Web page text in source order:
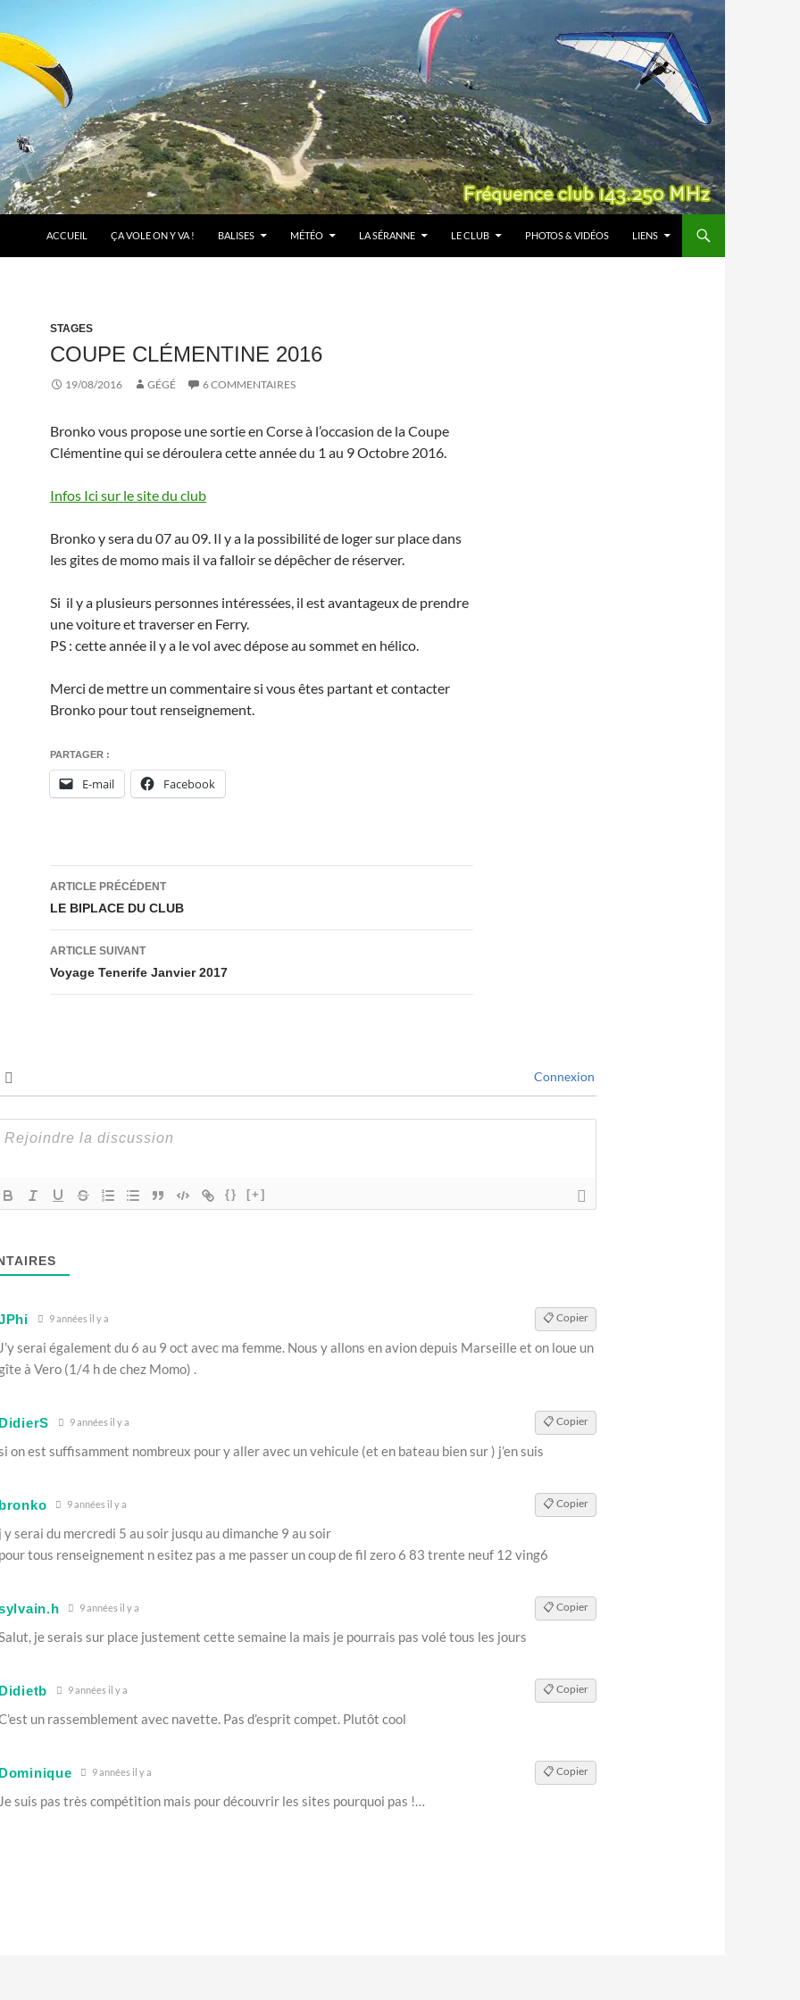
ACCUEIL ÇA VOLE ON Y VA ! BALISES MÉTÉO LA SÉRANNE LE CLUB PHOTOS & VIDÉOS LIENS
STAGES
COUPE CLÉMENTINE 2016
19/08/2016 GÉGÉ 6 COMMENTAIRES
Bronko vous propose une sortie en Corse à l’occasion de la Coupe
Clémentine qui se déroulera cette année du 1 au 9 Octobre 2016.
Infos Ici sur le site du club
Bronko y sera du 07 au 09. Il y a la possibilité de loger sur place dans
les gites de momo mais il va falloir se dépêcher de réserver.
Si il y a plusieurs personnes intéressées, il est avantageux de prendre
une voiture et traverser en Ferry.
PS : cette année il y a le vol avec dépose au sommet en hélico.
Merci de mettre un commentaire si vous êtes partant et contacter
Bronko pour tout renseignement.
PARTAGER :
E-mail Facebook
Navigation
des
articles
ARTICLE PRÉCÉDENT
LE BIPLACE DU CLUB
ARTICLE SUIVANT
Voyage Tenerife Janvier 2017
Connexion
{} [+]
9 années il y a 📋 Copier
J’y serai également du 6 au 9 oct avec ma femme. Nous y allons en avion depuis Marseille et on loue un
à Vero (1/4 h de chez Momo) .
DidierS 9 années il y a 📋 Copier
on est suffisamment nombreux pour y aller avec un vehicule (et en bateau bien sur ) j’en suis
bronko 9 années il y a 📋 Copier
j y serai du mercredi 5 au soir jusqu au dimanche 9 au soir
pour tous renseignement n esitez pas a me passer un coup de fil zero 6 83 trente neuf 12 ving6
9 années il y a 📋 Copier
je serais sur place justement cette semaine la mais je pourrais pas volé tous les jours
Didietb 9 années il y a 📋 Copier
un rassemblement avec navette. Pas d’esprit compet. Plutôt cool
Dominique 9 années il y a 📋 Copier
Je suis pas très compétition mais pour découvrir les sites pourquoi pas !…